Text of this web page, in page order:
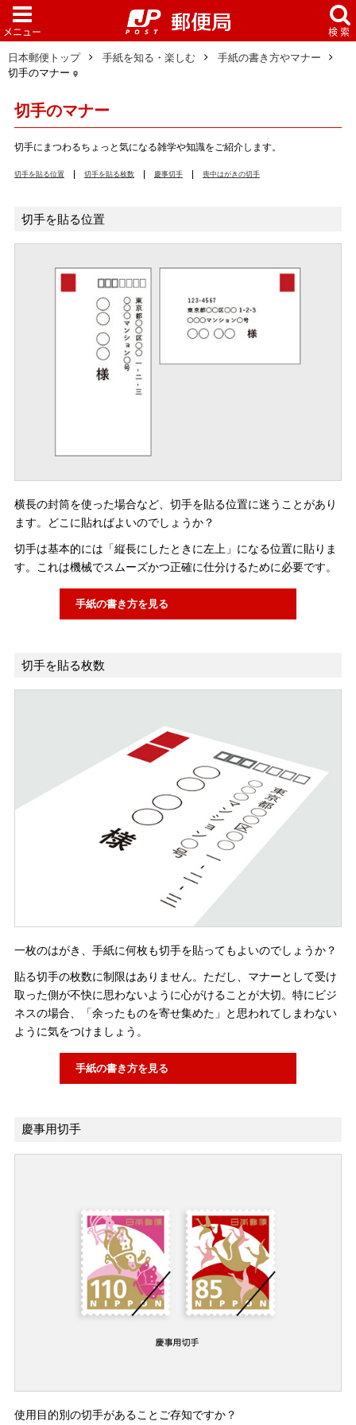
日本郵便トップ 手紙を知る・楽しむ
手紙の書き方やマナー
切手のマナー
切手のマナー
切手にまつわるちょっと気になる雑学や知識をご紹介します。
切手を貼る位置 切手を貼る枚数 慶事切手 喪中はがきの切手
切手を貼る位置
横長の封筒を使った場合など、切手を貼る位置に迷うことがあり
ます。どこに貼ればよいのでしょうか？
切手は基本的には「縦長にしたときに左上」になる位置に貼りま
す。これは機械でスムーズかつ正確に仕分けるために必要です。
手紙の書き方を見る
切手を貼る枚数
一枚のはがき、手紙に何枚も切手を貼ってもよいのでしょうか？
貼る切手の枚数に制限はありません。ただし、マナーとして受け
取った側が不快に思わないように心がけることが大切。特にビジ
ネスの場合、「余ったものを寄せ集めた」と思われてしまわない
ように気をつけましょう。
手紙の書き方を見る
慶事用切手
使用目的別の切手があることご存知ですか？